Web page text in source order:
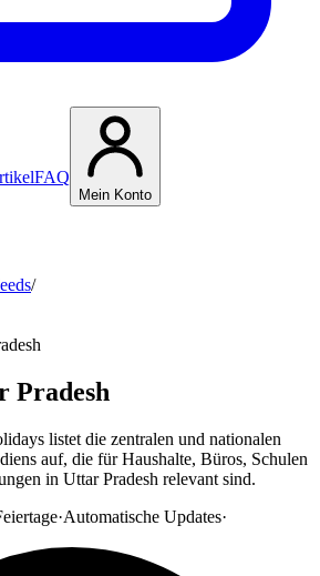
FAQ
Mein Konto
/
Pradesh
listet die zentralen und nationalen
auf, die für Haushalte, Büros, Schulen
in Uttar Pradesh relevant sind.
·Automatische Updates·